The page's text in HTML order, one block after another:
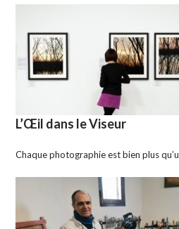
L’Œil dans le Viseur
Chaque photographie est bien plus